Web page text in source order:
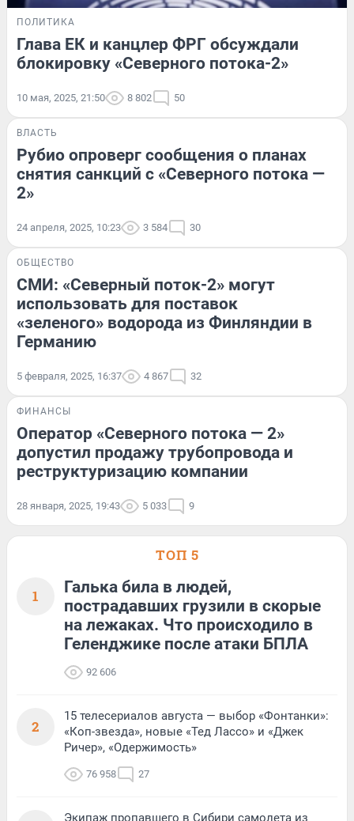
ПОЛИТИКА
Глава ЕК и канцлер ФРГ обсуждали
блокировку «Северного потока-2»
10 мая, 2025, 21:50 8 802 50
ВЛАСТЬ
Рубио опроверг сообщения о планах
снятия санкций с «Северного потока —
2»
24 апреля, 2025, 10:23 3 584 30
ОБЩЕСТВО
СМИ: «Северный поток-2» могут
использовать для поставок
«зеленого» водорода из Финляндии в
Германию
5 февраля, 2025, 16:37 4 867 32
ФИНАНСЫ
Оператор «Северного потока — 2»
допустил продажу трубопровода и
реструктуризацию компании
28 января, 2025, 19:43 5 033 9
ТОП 5
1
Галька била в людей,
пострадавших грузили в скорые
на лежаках. Что происходило в
Геленджике после атаки БПЛА
92 606
2
15 телесериалов августа — выбор «Фонтанки»:
«Коп-звезда», новые «Тед Лассо» и «Джек
Ричер», «Одержимость»
76 958 27
Экипаж пропавшего в Сибири самолета из